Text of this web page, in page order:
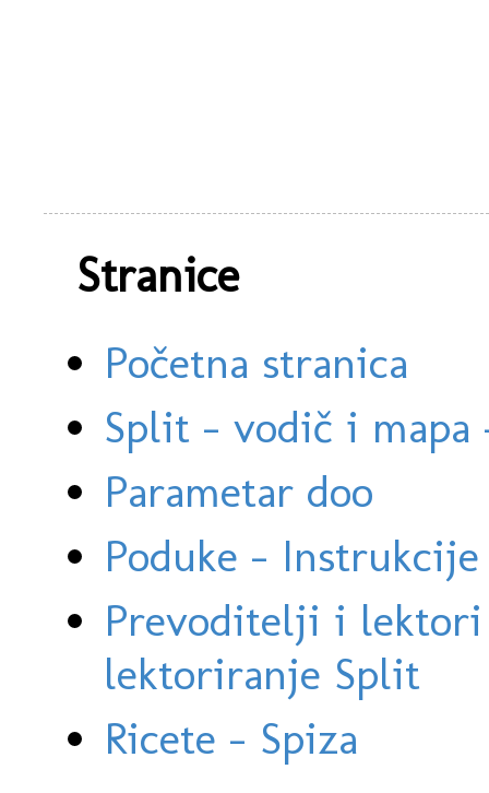
Stranice
Početna stranica
Split - vodič i
Parametar doo
Poduke -
Prevoditelji i
lektoriranje Split
Ricete - Spiza